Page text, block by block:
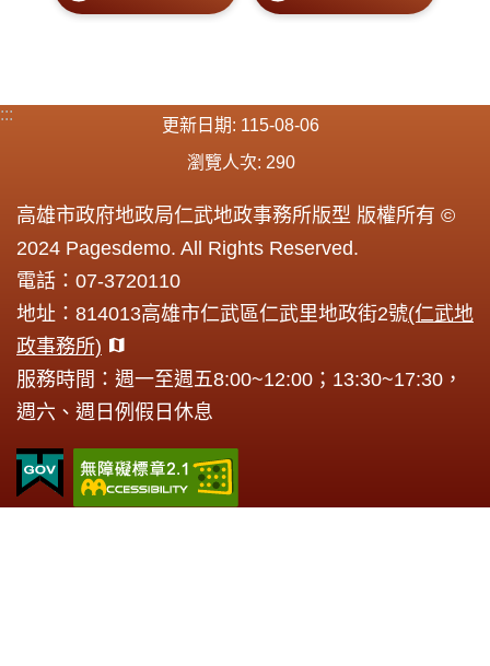
:::
更新日期
115-08-06
瀏覽人次 290
高雄市政府地政局仁武地政事務所版型 版權所有 ©
2024 Pagesdemo. All Rights Reserved.
電話：07-3720110
地址：814013高雄市仁武區仁武里地政街2號(仁武地
政事務所)
服務時間：週一至週五8:00~12:00；13:30~17:30，
週六、週日例假日休息